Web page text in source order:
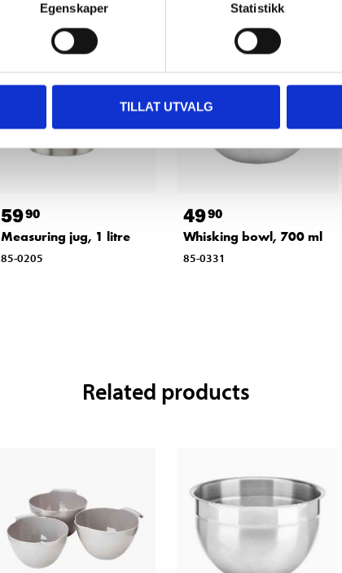
Egenskaper Statistikk
TILLAT UTVALG
5990
Measuring jug, 1 litre
85-0205
4990
Whisking bowl, 700 ml
85-0331
Related products